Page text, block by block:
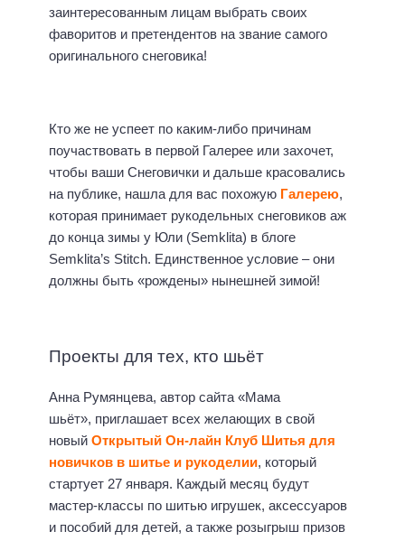
заинтересованным лицам выбрать своих
фаворитов и претендентов на звание самого
оригинального снеговика!
Кто же не успеет по каким-либо причинам
поучаствовать в первой Галерее или захочет,
чтобы ваши Снеговички и дальше красовались
на публике, нашла для вас похожую Галерею,
которая принимает рукодельных снеговиков аж
до конца зимы у Юли (Semklita) в блоге
Semklita’s Stitch. Единственное условие – они
должны быть «рождены» нынешней зимой!
Проекты для тех, кто шьёт
Анна Румянцева, автор сайта «Мама
шьёт», приглашает всех желающих в свой
новый Открытый Он-лайн Клуб Шитья для
новичков в шитье и рукоделии, который
стартует 27 января. Каждый месяц будут
мастер-классы по шитью игрушек, аксессуаров
и пособий для детей, а также розыгрыш призов